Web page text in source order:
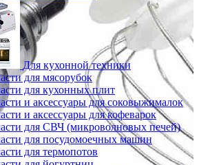
Для кухонной техники
для мясорубок
для кухонных плит
и аксессуары для соковыжималок
и аксессуары для кофеварок
для СВЧ (микроволновых печей)
для посудомоечных машин
для термопотов